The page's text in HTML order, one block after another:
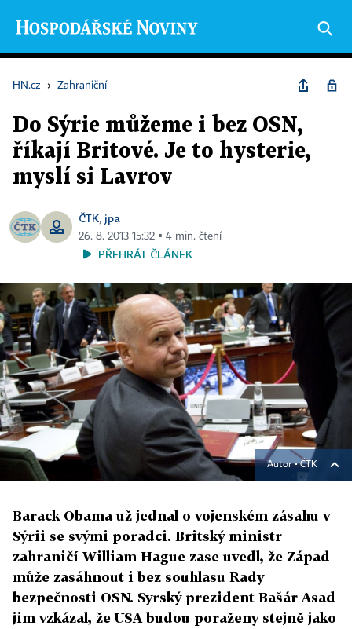
HN.cz › Zahraniční
Do Sýrie můžeme i bez OSN,
říkají Britové. Je to hysterie,
myslí si Lavrov
ČTK, jpa
26. 8. 2013 15:32 ▪ 4 min. čtení
PŘEHRÁT ČLÁNEK
Autor ▪ČTK
Barack Obama už jednal o vojenském zásahu v
Sýrii se svými poradci. Britský ministr
zahraničí William Hague zase uvedl, že Západ
může zasáhnout i bez souhlasu Rady
bezpečnosti OSN. Syrský prezident Bašár Asad
jim vzkázal, že USA budou poraženy stejně jako